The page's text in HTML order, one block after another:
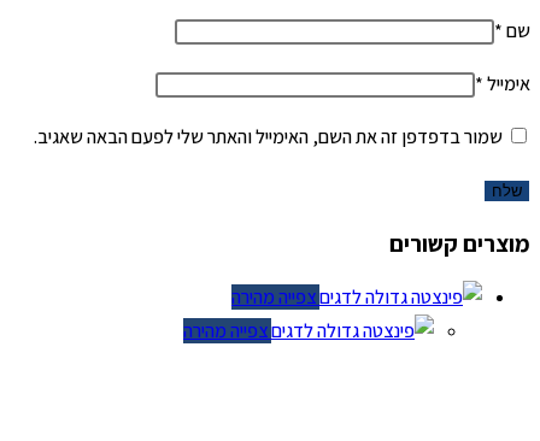
שם*
אימייל*
שמור בדפדפן זה את השם, האימייל והאתר שלי לפעם הבאה שאגיב.
מוצרים קשורים
צפייה מהירה
צפייה מהירה